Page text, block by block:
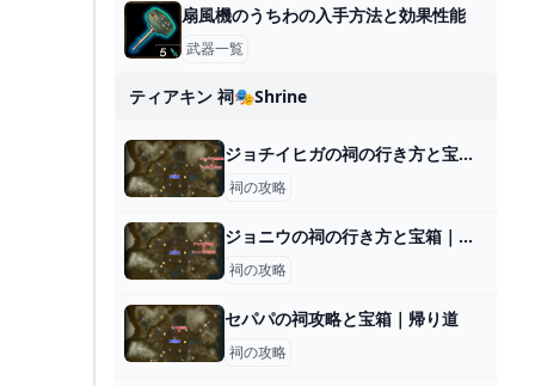
扇風機のうちわの入手方法と効果性能
武器一覧
ティアキン 祠🎭shrine
ジョチイヒガの祠の行き方と宝箱｜ラウルの祝福
祠の攻略
ジョニウの祠の行き方と宝箱｜ラウルの祝福
祠の攻略
セパパの祠攻略と宝箱｜帰り道
祠の攻略